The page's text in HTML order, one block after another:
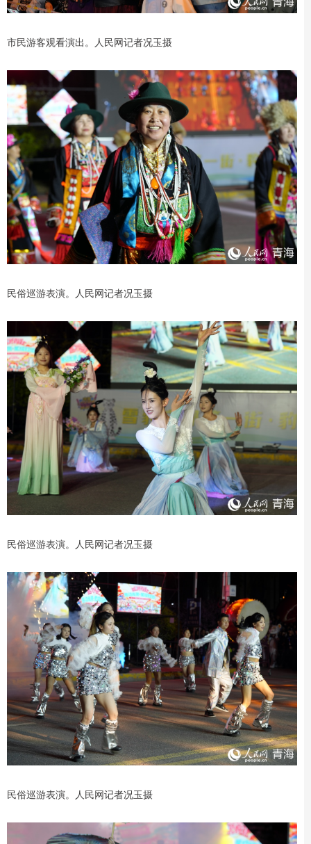
市民游客观看演出。人民网记者况玉摄
民俗巡游表演。人民网记者况玉摄
民俗巡游表演。人民网记者况玉摄
民俗巡游表演。人民网记者况玉摄